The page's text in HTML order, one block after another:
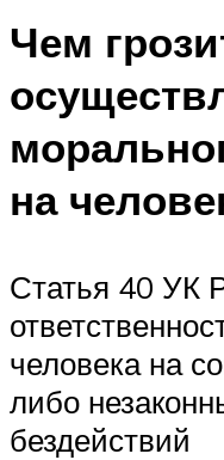
Чем
на
Статья 40 УК
человека на
либо
бездействий